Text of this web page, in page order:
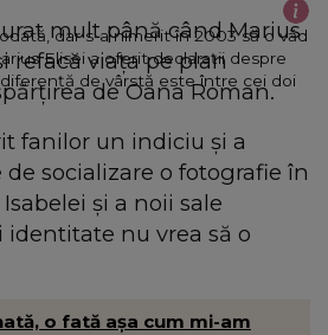
dar s-a nimerit în 2003 să o văd
Elisei a oferit declarații despre
de vârstă este între cei doi
mult până când Marius
refacă viața pe plan
de Oana Roman.
fanilor un indiciu și a
socializare o fotografie în
și a noii sale
identitate nu vrea să o
o fată așa cum mi-am